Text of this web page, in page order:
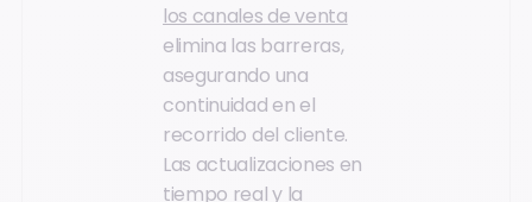
los canales de venta
elimina las barreras,
asegurando una
continuidad en el
recorrido del cliente.
Las actualizaciones en
tiempo real y la